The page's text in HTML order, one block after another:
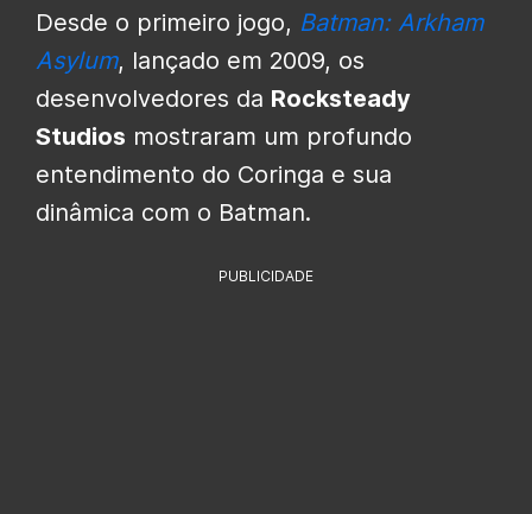
Desde o primeiro jogo, Batman: Arkham
Asylum, lançado em 2009, os
desenvolvedores da Rocksteady
Studios mostraram um profundo
entendimento do Coringa e sua
dinâmica com o Batman.
PUBLICIDADE